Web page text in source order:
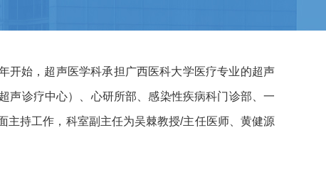
开始，超声医学科承担广西医科大学医疗专业的超声
声诊疗中心）、心研所部、感染性疾病科门诊部、一
主持工作，科室副主任为吴棘教授/主任医师、黄健源